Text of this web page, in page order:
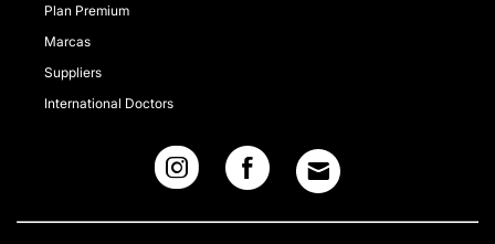
Plan Premium
Marcas
Suppliers
International Doctors